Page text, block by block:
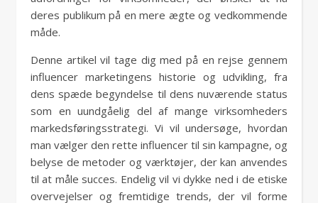
deres publikum på en mere ægte og vedkommende
måde.
Denne artikel vil tage dig med på en rejse gennem
influencer marketingens historie og udvikling, fra
dens spæde begyndelse til dens nuværende status
som en uundgåelig del af mange virksomheders
markedsføringsstrategi. Vi vil undersøge, hvordan
man vælger den rette influencer til sin kampagne, og
belyse de metoder og værktøjer, der kan anvendes
til at måle succes. Endelig vil vi dykke ned i de etiske
overvejelser og fremtidige trends, der vil forme